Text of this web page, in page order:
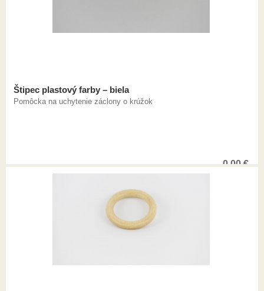
Štipec plastový farby – biela
Pomôcka na uchytenie záclony o krúžok
0,00€